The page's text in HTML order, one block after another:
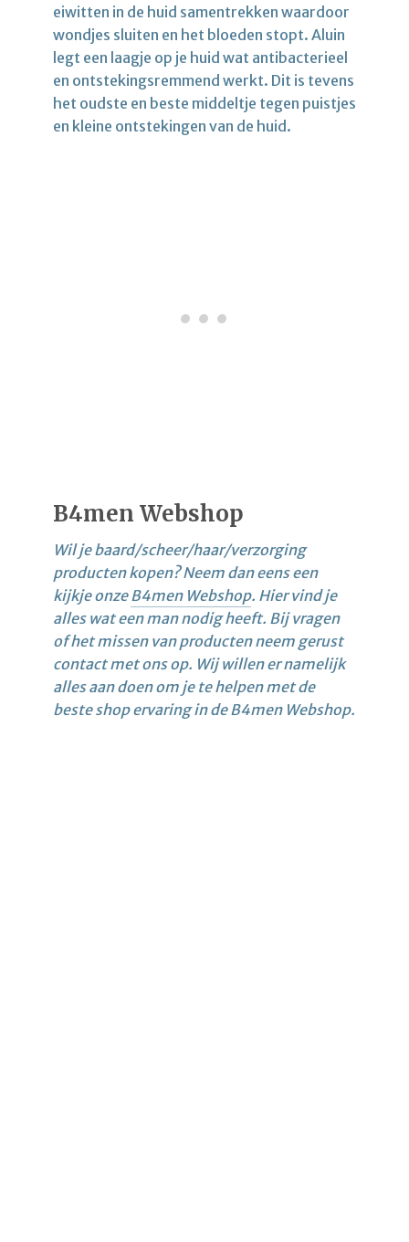
eiwitten in de huid samentrekken waardoor
wondjes sluiten en het bloeden stopt. Aluin
legt een laagje op je huid wat antibacterieel
en ontstekingsremmend werkt. Dit is tevens
het oudste en beste middeltje tegen puistjes
en kleine ontstekingen van de huid.
B4men Webshop
Wil je baard/scheer/haar/verzorging
producten kopen? Neem dan eens een
kijkje onzeB4men Webshop. Hier vind je
alles wat een man nodig heeft. Bij vragen
of het missen van producten neem gerust
contact met ons op. Wij willen er namelijk
alles aan doen om je te helpen met de
beste shop ervaring in de B4men Webshop.